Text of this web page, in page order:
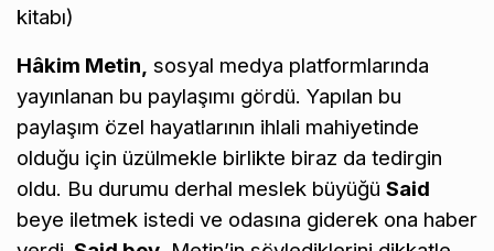
kitabı)
Hâkim Metin, sosyal medya platformlarında
yayınlanan bu paylaşımı gördü. Yapılan bu
paylaşım özel hayatlarının ihlali mahiyetinde
olduğu için üzülmekle birlikte biraz da tedirgin
oldu. Bu durumu derhal meslek büyüğü Said
beye iletmek istedi ve odasına giderek ona haber